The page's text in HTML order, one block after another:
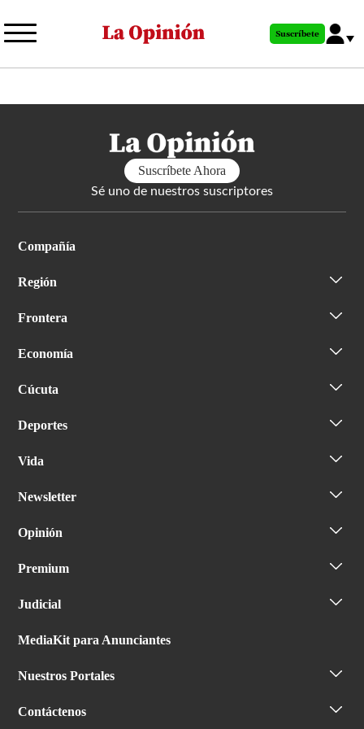
al
principal
Suscríbete
Suscríbete Ahora
Sé uno de nuestros suscriptores
Compañía
Región
Frontera
Economía
Cúcuta
Deportes
Vida
Newsletter
Opinión
Premium
Judicial
MediaKit para Anunciantes
Nuestros Portales
Contáctenos